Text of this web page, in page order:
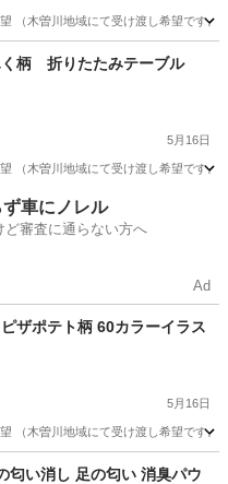
（木曽川地域にて受け渡し希望です
く柄 折りたたみテーブル
5月16日
（木曽川地域にて受け渡し希望です
車にノレル
審査に通らない方へ
Ad
ザポテト柄 60カラーイラス
5月16日
（木曽川地域にて受け渡し希望です
匂い消し 足の匂い 消臭パウ